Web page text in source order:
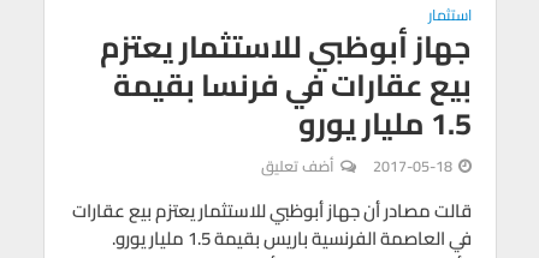
استثمار
جهاز أبوظبي للاستثمار يعتزم
بيع عقارات في فرنسا بقيمة
1.5 مليار يورو
2017-05-18 أضف تعليق
قالت مصادر أن جهاز أبوظبي للاستثمار يعتزم بيع عقارات
في العاصمة الفرنسية باريس بقيمة 1.5 مليار يورو.